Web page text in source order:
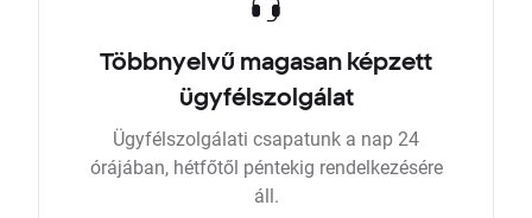
Többnyelvű magasan képzett
ügyfélszolgálat
Ügyfélszolgálati csapatunk a nap 24
órájában, hétfőtől péntekig rendelkezésére
áll.